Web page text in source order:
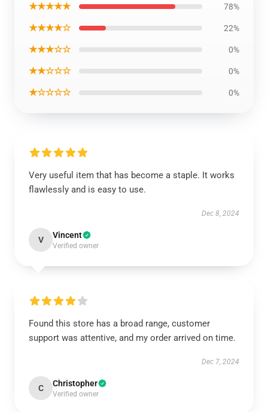
★★★★★ 78%
★★★★☆ 22%
★★★☆☆ 0%
★★☆☆☆ 0%
★☆☆☆☆ 0%
Very useful item that has become a staple. It works
flawlessly and is easy to use.
Dec 8, 2024
V Vincent
Verified owner
Found this store has a broad range, customer
support was attentive, and my order arrived on time.
Dec 7, 2024
C Christopher
Verified owner